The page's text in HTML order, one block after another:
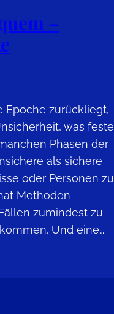
–
Epoche zurückliegt,
was feste
Phasen der
als sichere
oder Personen zu
Methoden
zumindest zu
Und eine…